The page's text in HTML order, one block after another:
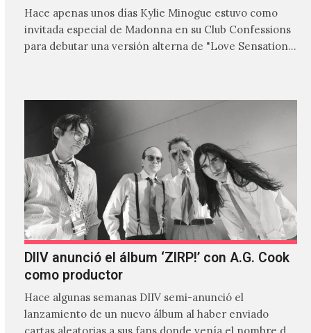
Hace apenas unos días Kylie Minogue estuvo como
invitada especial de Madonna en su Club Confessions
para debutar una versión alterna de "Love Sensation",
DIIV anunció el álbum ‘ZIRP!’ con A.G. Cook
como productor
Hace algunas semanas DIIV semi-anunció el
lanzamiento de un nuevo álbum al haber enviado